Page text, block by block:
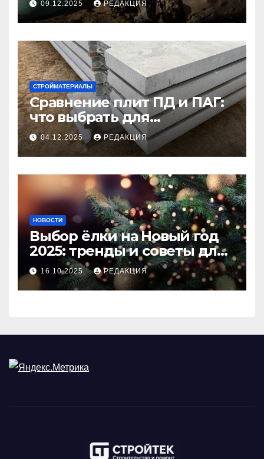
09.12.2025 РЕДАКЦИЯ
СТРОЙМАТЕРИАЛЫ
Сравнение плит ПД и ПАГ:
что выбрать для
долговечного и прочного
покрытия
04.12.2025 РЕДАКЦИЯ
НОВОСТИ
Выбор ёлки на Новый год
2025: тренды и советы для
идеального праздника
16.10.2025 РЕДАКЦИЯ